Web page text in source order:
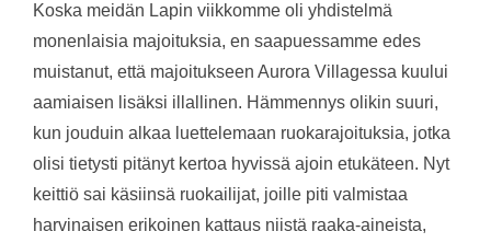
Koska meidän Lapin viikkomme oli yhdistelmä
monenlaisia majoituksia, en saapuessamme edes
muistanut, että majoitukseen Aurora Villagessa kuului
aamiaisen lisäksi illallinen. Hämmennys olikin suuri,
kun jouduin alkaa luettelemaan ruokarajoituksia, jotka
olisi tietysti pitänyt kertoa hyvissä ajoin etukäteen. Nyt
keittiö sai käsiinsä ruokailijat, joille piti valmistaa
harvinaisen erikoinen kattaus niistä raaka-aineista,